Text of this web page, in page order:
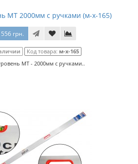
МТ 2000мм с ручками (м-х-165)
556 грн.
Код товара: м-х-165
МТ - 2000мм с ручками..